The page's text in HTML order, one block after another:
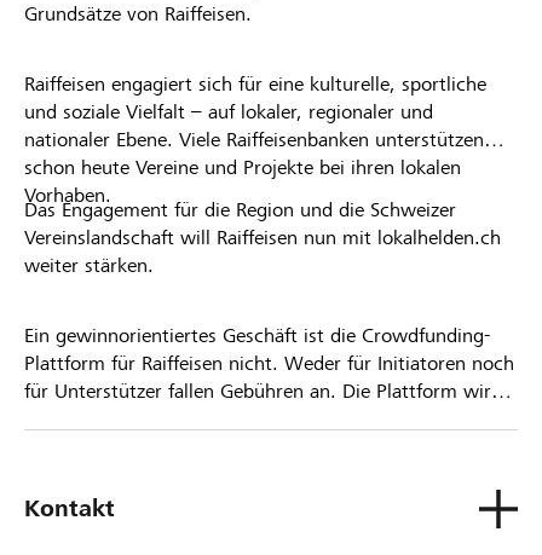
Grundsätze von Raiffeisen.
Raiffeisen engagiert sich für eine kulturelle, sportliche
und soziale Vielfalt – auf lokaler, regionaler und
nationaler Ebene. Viele Raiffeisenbanken unterstützen
schon heute Vereine und Projekte bei ihren lokalen
Vorhaben.
Das Engagement für die Region und die Schweizer
Vereinslandschaft will Raiffeisen nun mit lokalhelden.ch
weiter stärken.
Ein gewinnorientiertes Geschäft ist die Crowdfunding-
Plattform für Raiffeisen nicht. Weder für Initiatoren noch
für Unterstützer fallen Gebühren an. Die Plattform wird
Kontakt